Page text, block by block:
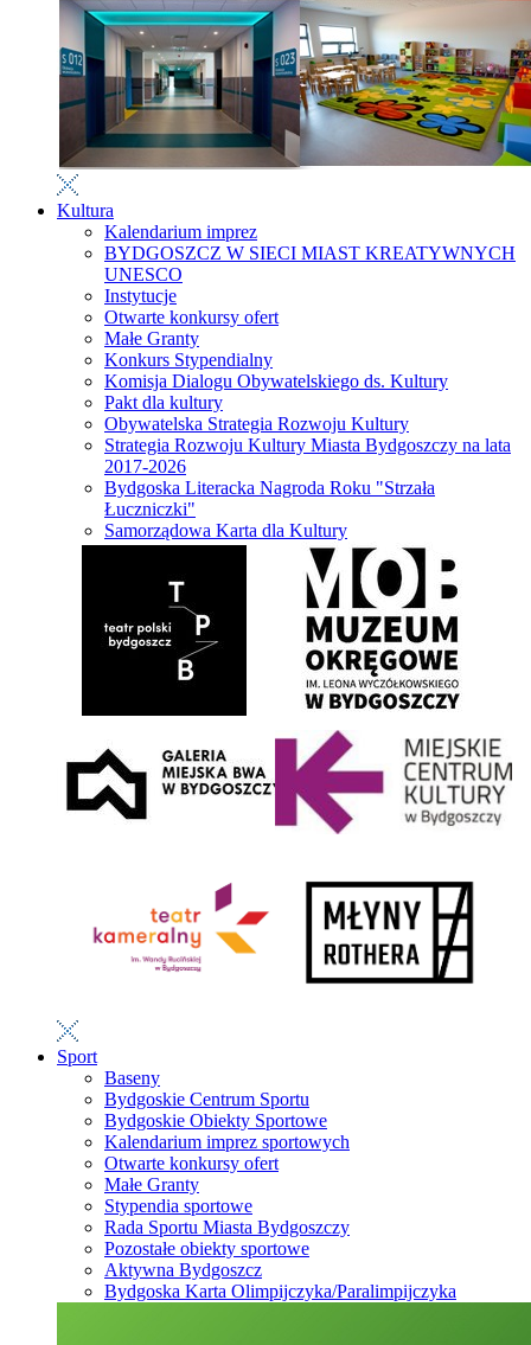
Kultura
Kalendarium imprez
BYDGOSZCZ W SIECI MIAST KREATYWNYCH
UNESCO
Instytucje
Otwarte konkursy ofert
Małe Granty
Konkurs Stypendialny
Komisja Dialogu Obywatelskiego ds. Kultury
Pakt dla kultury
Obywatelska Strategia Rozwoju Kultury
Strategia Rozwoju Kultury Miasta Bydgoszczy na lata
2017-2026
Bydgoska Literacka Nagroda Roku "Strzała
Łuczniczki"
Samorządowa Karta dla Kultury
Sport
Baseny
Bydgoskie Centrum Sportu
Bydgoskie Obiekty Sportowe
Kalendarium imprez sportowych
Otwarte konkursy ofert
Małe Granty
Stypendia sportowe
Rada Sportu Miasta Bydgoszczy
Pozostałe obiekty sportowe
Aktywna Bydgoszcz
Bydgoska Karta Olimpijczyka/Paralimpijczyka